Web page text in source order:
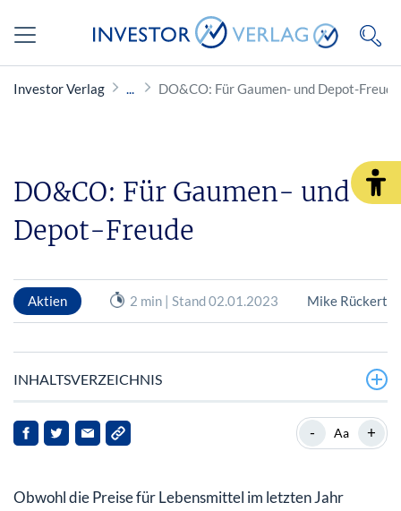
Investor Verlag DO&CO: Für Gaumen- und Depot-Freude
DO&CO: Für Gaumen- und
Depot-Freude
Aktien 2 min | Stand 02.01.2023 Mike Rückert
INHALTSVERZEICHNIS
Egal, ob Luxushotel oder WM: DO&CO kocht
Die Deals machen den Unterschied
- Aa +
Obwohl die Preise für Lebensmittel im letzten Jahr